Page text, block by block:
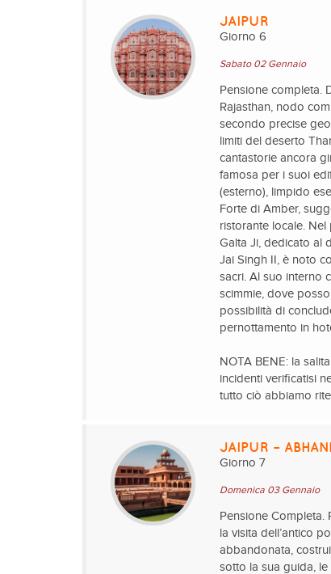
JAIPUR
Giorno 6
Sabato 02 Gennaio
Pensione completa.
Rajasthan, nodo
secondo precise
limiti del deserto
cantastorie ancora
famosa per i suoi
(esterno), limpido
Forte di Amber,
ristorante locale. Nel
Galta Ji, dedicato al
Jai Singh II, è noto
sacri. Al suo interno
scimmie, dove
possibilità di
pernottamento in
NOTA BENE: la
incidenti verificatisi
tutto ciò abbiamo
JAIPUR –
Giorno 7
Domenica 03 Gennaio
Pensione Completa.
la visita dell’antico
abbandonata,
sotto la sua guida,